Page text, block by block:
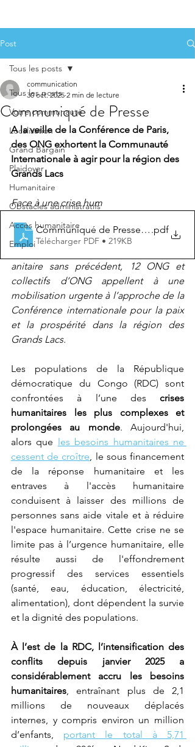
Post
Tous les posts
Votre communauté
Localisation
Grand Bargain
Plaidoyer
Humanitaire
Obstacles administratifs
Accès humanitaire
Emploi
Tous les posts
Communiqué de Presse
communication
30 oct. 2025 2 min de lecture
A la veille de la Conférence de Paris,
des ONG exhortent la Communauté
Internationale à agir pour la région des
Grands Lacs
Face à une crise hum
Communiqué de Presse - A la veille
.pdf
Télécharger PDF • 219KB
anitaire sans précédent, 12 ONG et
collectifs d’ONG appellent à une
mobilisation urgente à l’approche de la
Conférence internationale pour la paix
et la prospérité dans la région des
Grands Lacs.
Les populations de la République
démocratique du Congo (RDC) sont
confrontées à l’une des crises
humanitaires les plus complexes et
prolongées au monde. Aujourd'hui,
alors que les besoins humanitaires ne
cessent de croître, le sous financement
de la réponse humanitaire et les
entraves à l'accès humanitaire
conduisent à laisser des millions de
personnes sans aide vitale et à réduire
l'espace humanitaire. Cette crise ne se
limite pas à l’urgence humanitaire, elle
résulte aussi de l'effondrement
progressif des services essentiels
(santé, eau, éducation, électricité,
alimentation), dont dépendent la survie
et la dignité des populations.
À l’est de la RDC, l’intensification des
conflits
depuis janvier 2025 a
considérablement accru les besoins
humanitaires, entraînant plus de 2,1
millions de nouveaux déplacés
internes, y compris environ un million
d’enfants, portant le total à 5,71